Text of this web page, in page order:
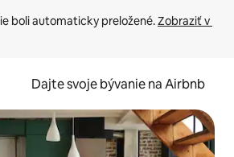
boli automaticky preložené. Zobraziť v
Dajte svoje bývanie na Airbnb